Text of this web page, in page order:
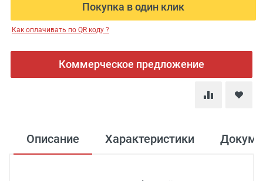
Покупка в один клик
Как оплачивать по QR коду ?
Коммерческое предложение
Описание Характеристики